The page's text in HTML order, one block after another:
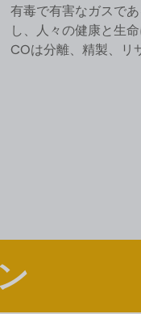
有毒で有害なガスで
し、人々の健康と生
COは分離、精製、リ